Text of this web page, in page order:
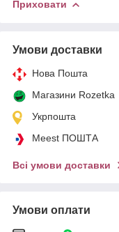
Приховати
Умови доставки
Нова Пошта
Магазини Rozetka
Укрпошта
Meest ПОШТА
Всі умови доставки
Умови оплати